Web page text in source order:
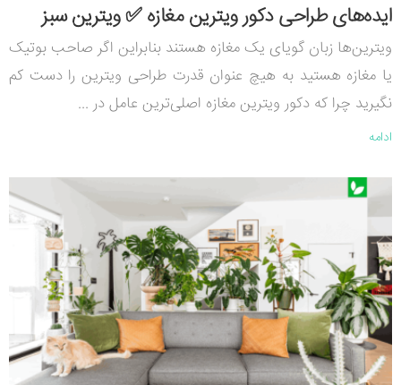
ایده‌های طراحی دکور ویترین مغازه ✅ ویترین سبز
ویترین‌ها زبان گویای یک مغازه هستند بنابراین اگر صاحب بوتیک
یا مغازه هستید به هیچ عنوان قدرت طراحی ویترین را دست کم
نگیرید چرا که دکور ویترین مغازه اصلی‌ترین عامل در ...
ادامه